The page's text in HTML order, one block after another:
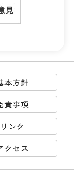
本方針
責事項
リンク
クセス